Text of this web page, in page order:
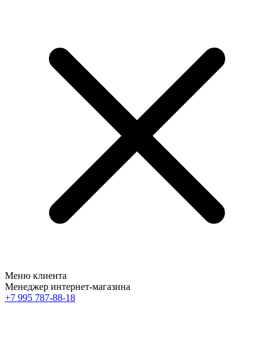
Меню клиента
Менеджер интернет-магазина
+7 995 787-88-18